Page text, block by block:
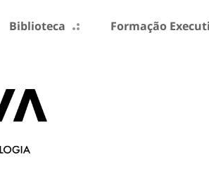
Biblioteca Formação